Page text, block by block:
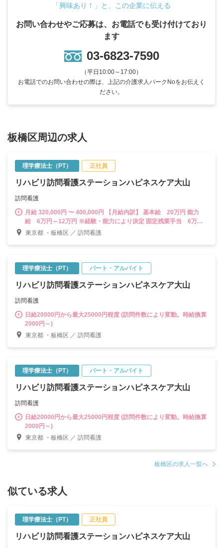
「興味あり！」と、この企業に伝える
お問い合わせやご応募は、お電話でも受け付けており
ます
03-6823-7590
（平日10:00～17:00）
お電話でのお問い合わせの際は、上記の介護求人パークNoをお伝えく
ださい。
板橋区周辺の求人
理学療法士（PT） 正社員
リハビリ訪問看護ステーションハピネスケア大山
訪問看護
月給 320,000円 〜 400,000円 【月給内訳】 基本給 20万円 能力
給 6万円～12万円 ※経験・能力により決定 固定残業手当 6万円
～8万円（時間外手当30時間分）※超過分は別途支給 【賞与】年2回
東京都 ・板橋区 ／ 訪問看護
理学療法士（PT） パート・アルバイト
リハビリ訪問看護ステーションハピネスケア大山
訪問看護
日給20000円から最大25000円程度 (訪問件数により変動。時給換算
2000円～)
東京都 ・板橋区 ／ 訪問看護
理学療法士（PT） パート・アルバイト
リハビリ訪問看護ステーションハピネスケア大山
訪問看護
日給20000円から最大25000円程度 (訪問件数により変動。時給換算
2000円～)
東京都 ・板橋区 ／ 訪問看護
板橋区の求人一覧へ
似ている求人
理学療法士（PT） 正社員
リハビリ訪問看護ステーションハピネスケア大山